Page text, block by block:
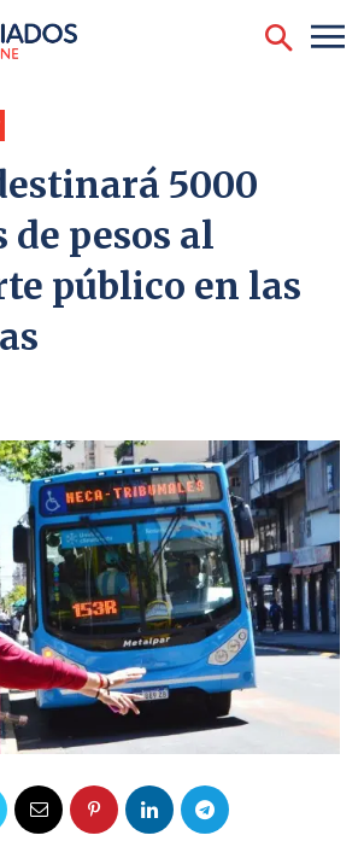
5000
pesos al
público en las